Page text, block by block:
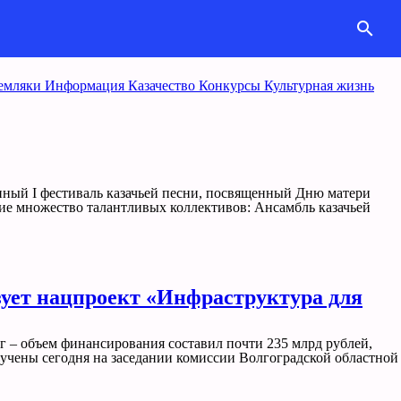
search
Информация Казачество Конкурcы Культурная жизнь
I фестиваль казачьей песни, посвященный Дню матери
множество талантливых коллективов: Ансамбль казачьей
нацпроект «Инфраструктура для
– объем финансирования составил почти 235 млрд рублей,
сегодня на заседании комиссии Волгоградской областной